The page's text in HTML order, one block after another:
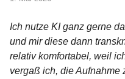
Ich nutze KI ganz gerne
und mir diese dann
relativ komfortabel, weil
vergaß ich, die Aufnahme